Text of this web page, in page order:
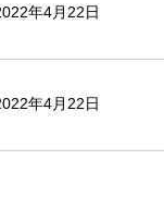
年4月22日
年4月22日